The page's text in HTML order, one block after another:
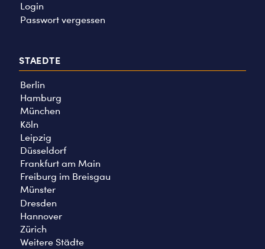
Login
Passwort vergessen
STAEDTE
Berlin
Hamburg
München
Köln
Leipzig
Düsseldorf
Frankfurt am Main
Freiburg im Breisgau
Münster
Dresden
Hannover
Zürich
Weitere Städte